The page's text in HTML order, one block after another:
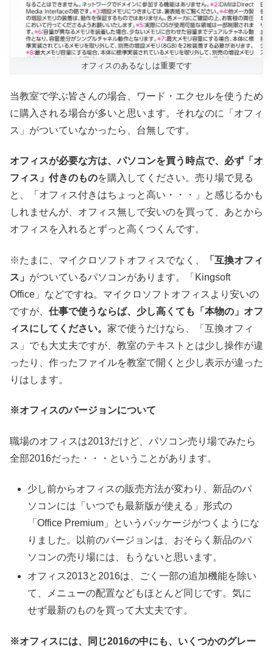
オフィスのあるなしは重要です
当教室で学ぶ皆さんの場合、ワード・エクセルを使うため
に購入される場合が多いと思います。それなのに「オフィ
ス」がついていなかったら、台無しです。
オフィスが必要な方は、パソコンを買う時点で、必ず「オ
フィス」付きのものを購入してください。売り場で見る
と、「オフィス付きはちょっと高い・・・」と感じるかも
しれませんが、オフィス無しで安いのを買って、あとから
オフィスを入れるとずっと高くつくんです。
※たまに、マイクロソフトオフィスでなく、
「互換オフィ
ス」 がついているパソコンがあります。「Kingsoft
Office」などですね。マイクロソフトオフィスより安いの
ですが、 仕事で使うならば、少し高くても「本物の」オフ
ィスにしてください。 家で使うだけなら、「互換オフィ
ス」でも大丈夫ですが、教室のテキストとは少し操作が違
ったり、作ったファイルを教室で開くと少し表示が違った
りはします。
※オフィスのバージョンについて
職場のオフィスは2013だけど、パソコン売り場でみたら
全部2016だった・・・ということがあります。
少し前からオフィスの販売方法が変わり、新品のパ
ソコンには「いつでも最新版が使える」形式の
「Office Premium」というパッケージがつくようにな
りました。以前のバージョンは、おそらく新品のパ
ソコンの売り場には、もうないと思います。
オフィス2013と2016は、ごく一部の追加機能を除い
て、メニューの配置などもほとんど同じです。気に
せず最新のものを買って大丈夫です。
※オフィスには、同じ2016の中にも、いくつかのグレー